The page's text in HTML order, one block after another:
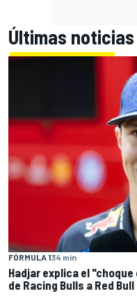
Últimas noticias
FÓRMULA 134 min
Hadjar explica el
de Racing Bulls a Red Bull